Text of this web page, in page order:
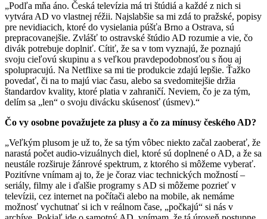
„Podľa mňa áno. Česká televízia má tri štúdiá a každé z nich si
vytvára AD vo vlastnej réžii. Najslabšie sa mi zdá to pražské, popisy
pre nevidiacich, ktoré do vysielania púšťa Brno a Ostrava, sú
prepracovanejšie. Zvlášť to ostravské štúdio AD rozumie a vie, čo
divák potrebuje doplniť. Cítiť, že sa v tom vyznajú, že poznajú
svoju cieľovú skupinu a s veľkou pravdepodobnosťou s ňou aj
spolupracujú. Na Netflixe sa mi tie produkcie zdajú lepšie. Ťažko
povedať, či na to majú viac času, alebo sa svedomitejšie držia
štandardov kvality, ktoré platia v zahraničí. Neviem, čo je za tým,
delím sa „len“ o svoju divácku skúsenosť (úsmev).“
Čo vy osobne považujete za plusy a čo za mínusy českého AD?
„Veľkým plusom je už to, že sa tým vôbec niekto začal zaoberať, že
narastá počet audio-vizuálnych diel, ktoré sú doplnené o AD, a že sa
neustále rozširuje žánrové spektrum, z ktorého si môžeme vyberať.
Pozitívne vnímam aj to, že je čoraz viac technických možností –
seriály, filmy ale i ďalšie programy s AD si môžeme pozrieť v
televízii, cez internet na počítači alebo na mobile, ak nemáme
možnosť vychutnať si ich v reálnom čase, „počkajú“ si nás v